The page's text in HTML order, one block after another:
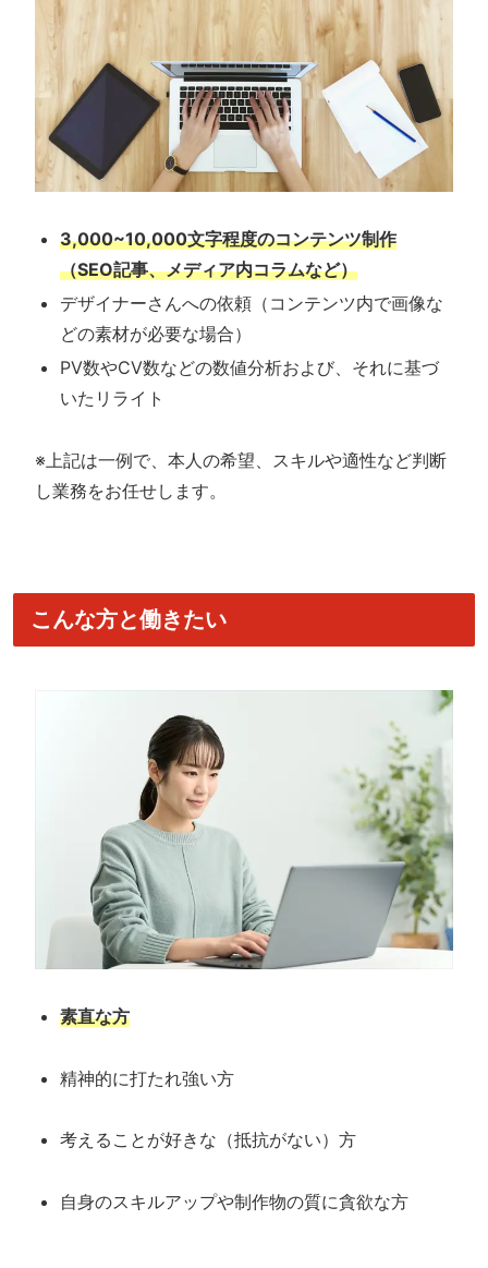
3,000~10,000文字程度のコンテンツ制作
（SEO記事、メディア内コラムなど）
デザイナーさんへの依頼（コンテンツ内で画像な
どの素材が必要な場合）
PV数やCV数などの数値分析および、それに基づ
いたリライト
※上記は一例で、本人の希望、スキルや適性など判断
し業務をお任せします。
こんな方と働きたい
素直な方
精神的に打たれ強い方
考えることが好きな（抵抗がない）方
自身のスキルアップや制作物の質に貪欲な方